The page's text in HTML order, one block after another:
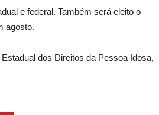
e federal. Também será eleito o
agosto.
dos Direitos da Pessoa Idosa,